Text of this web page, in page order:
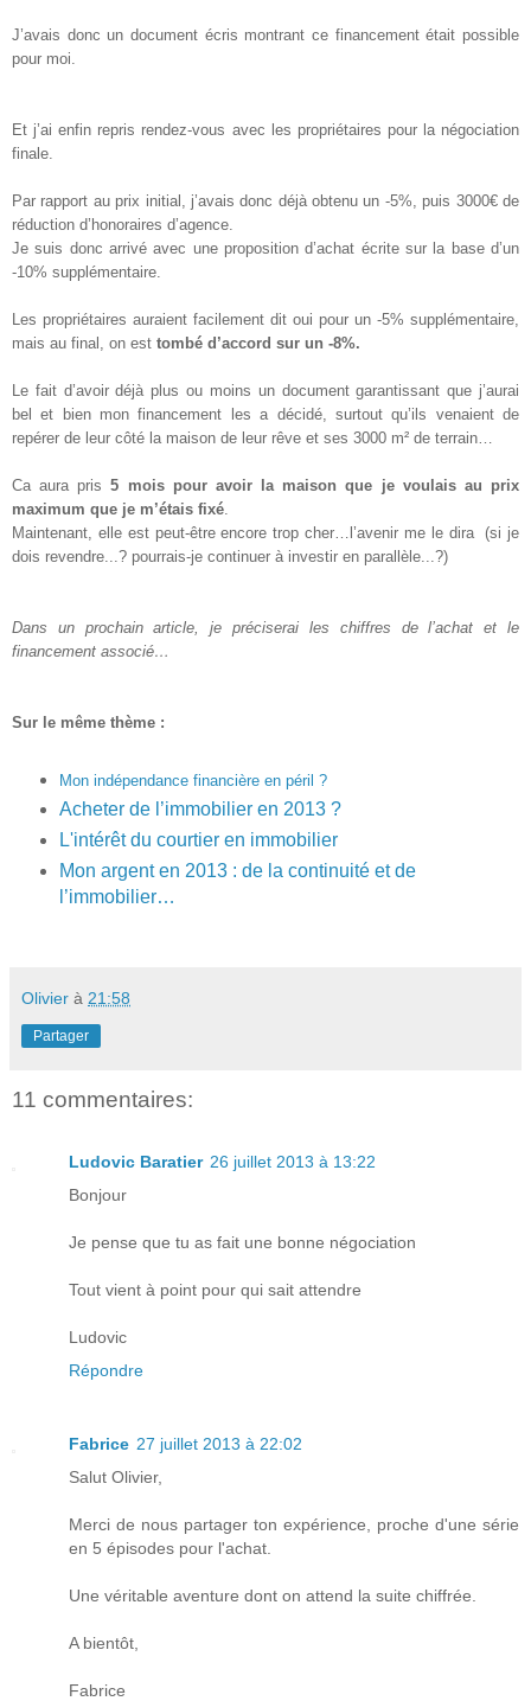
J’avais donc un document écris montrant ce financement était possible
pour moi.
Et j’ai enfin repris rendez-vous avec les propriétaires pour la négociation
finale.
Par rapport au prix initial, j’avais donc déjà obtenu un -5%, puis 3000€ de
réduction d’honoraires d’agence.
Je suis donc arrivé avec une proposition d’achat écrite sur la base d’un
-10% supplémentaire.
Les propriétaires auraient facilement dit oui pour un -5% supplémentaire,
mais au final, on est tombé d’accord sur un -8%.
Le fait d’avoir déjà plus ou moins un document garantissant que j’aurai
bel et bien mon financement les a décidé, surtout qu’ils venaient de
repérer de leur côté la maison de leur rêve et ses 3000 m² de terrain…
Ca aura pris5 mois pour avoir la maison que je voulais au prix
maximum que je m’étais fixé
Maintenant, elle est peut-être encore trop cher…l’avenir me le dira (si je
dois revendre...? pourrais-je continuer à investir en parallèle...?)
Dans un prochain article, je préciserai les chiffres de l’achat et le
financement associé…
Sur le même thème :
Mon indépendance financière en péril ?
Acheter de l’immobilier en 2013 ?
L'intérêt du courtier en immobilier
Mon argent en 2013 : de la continuité et de
l’immobilier…
Olivier à 21:58
Partager
11 commentaires:
Ludovic Baratier 26 juillet 2013 à 13:22
Bonjour
Je pense que tu as fait une bonne négociation
Tout vient à point pour qui sait attendre
Ludovic
Répondre
Fabrice 27 juillet 2013 à 22:02
Salut Olivier,
Merci de nous partager ton expérience, proche d'une série
en 5 épisodes pour l'achat.
Une véritable aventure dont on attend la suite chiffrée.
A bientôt,
Fabrice